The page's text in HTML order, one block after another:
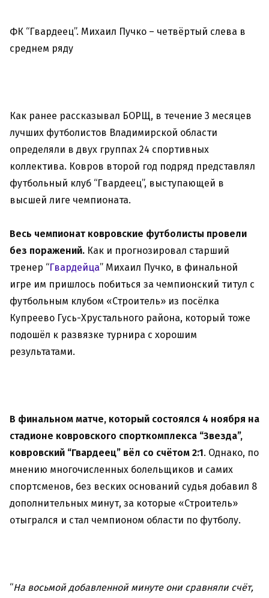
ФК “Гвардеец”. Михаил Пучко – четвёртый слева в
среднем ряду
Как ранее рассказывал БОРЩ, в течение 3 месяцев
лучших футболистов Владимирской области
определяли в двух группах 24 спортивных
коллектива. Ковров второй год подряд представлял
футбольный клуб “Гвардеец”, выступающей в
высшей лиге чемпионата.
Весь чемпионат ковровские футболисты провели
без поражений. Как и прогнозировал старший
тренер “Гвардейца” Михаил Пучко, в финальной
игре им пришлось побиться за чемпионский титул с
футбольным клубом «Строитель» из посёлка
Купреево Гусь-Хрустального района, который тоже
подошёл к развязке турнира с хорошим
результатами.
В финальном матче, который состоялся 4 ноября на
стадионе ковровского спорткомплекса “Звезда”,
ковровский “Гвардеец” вёл со счётом 2:1. Однако, по
мнению многочисленных болельщиков и самих
спортсменов, без веских оснований судья добавил 8
дополнительных минут, за которые «Строитель»
отыгрался и стал чемпионом области по футболу.
“На восьмой добавленной минуте они сравняли счёт,